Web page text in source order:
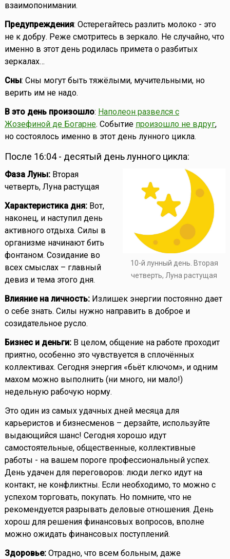
взаимопонимании.
Предупреждения: Остерегайтесь разлить молоко - это
не к добру. Реже смотритесь в зеркало. Не случайно, что
именно в этот день родилась примета о разбитых
зеркалах…
Сны: Сны могут быть тяжёлыми, мучительными, но
верить им не надо.
В это день произошло: Наполеон развелся с
Жозефиной де Богарне. Событие произошло не вдруг,
но состоялось именно в этот день лунного цикла.
После 16:04 - десятый день лунного цикла:
10-й лунный день. Вторая
четверть, Луна растущая
Фаза Луны: Вторая
четверть, Луна растущая
Характеристика дня:Вот,
наконец, и наступил день
активного отдыха. Силы в
организме начинают бить
фонтаном. Созидание во
всех смыслах – главный
девиз и тема этого дня.
Влияние на личность:Излишек энергии постоянно дает
о себе знать. Силы нужно направить в доброе и
созидательное русло.
Бизнес и деньги:В целом, общение на работе проходит
приятно, особенно это чувствуется в сплочённых
коллективах. Сегодня энергия «бьёт ключом», и одним
махом можно выполнить (ни много, ни мало!)
недельную рабочую норму.
Это один из самых удачных дней месяца для
карьеристов и бизнесменов – дерзайте, используйте
выдающийся шанс! Сегодня хорошо идут
самостоятельные, общественные, коллективные
работы - на вашем пороге профессиональный успех.
День удачен для переговоров: люди легко идут на
контакт, не конфликтны. Если необходимо, то можно с
успехом торговать, покупать. Но помните, что не
рекомендуется разрывать деловые отношения. День
хорош для решения финансовых вопросов, вполне
можно ожидать финансовых поступлений.
Здоровье: Отрадно, что всем больным, даже